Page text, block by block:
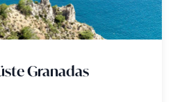
Granadas